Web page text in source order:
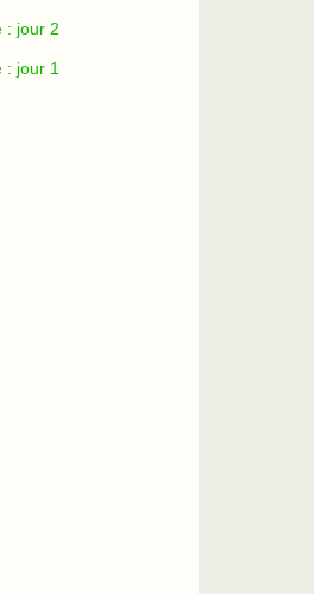
: jour 2
: jour 1